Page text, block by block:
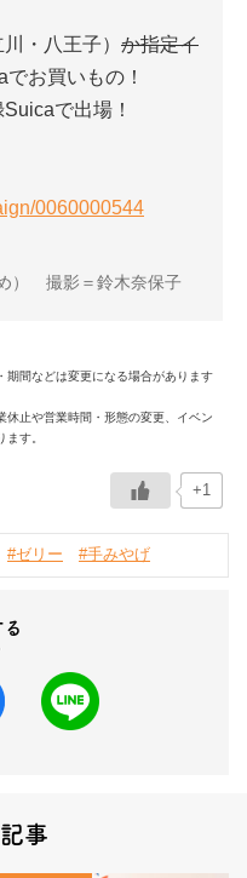
・八王子） か指定イ
お買いもの！
で出場！
0060000544
） 撮影＝鈴木奈保子
間などは変更になる場合があります
止や営業時間・形態の変更、イベン
す。
+1
#ゼリー #手みやげ
事